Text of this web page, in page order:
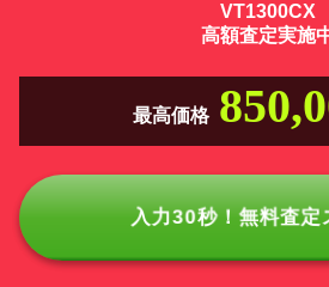
VT1300CX
高額査定実施
最高価格
入力30秒！無料査定